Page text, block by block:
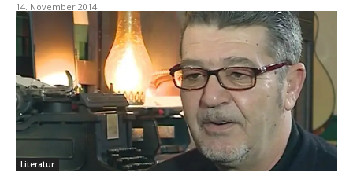
14. November 2014
Literatur